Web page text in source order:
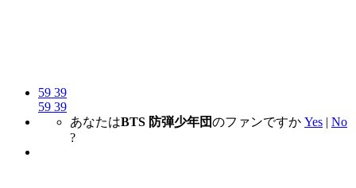
59 39
59 39
あなたはBTS 防弾少年団のファンですか Yes | No
?